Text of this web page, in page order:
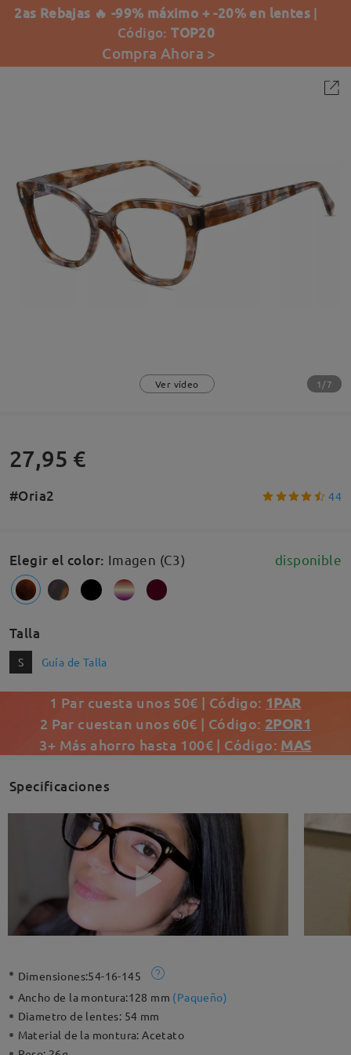
2as Rebajas 🔥 -99% máximo + -20% en lentes |
Código:TOP20
Compra Ahora >
Ver vídeo 1/7
27,95 €
#Oria2 44
Elegir el color: Imagen (C3) disponible
Talla
S Guía de Talla
1 Par cuesta unos 50€ | Código: 1PAR
2 Par cuestan unos 60€ | Código: 2POR1
3+ Más ahorro hasta 100€ | Código: MAS
Specificaciones
Dimensiones:54-16-145
Ancho de la montura:128 mm (Paqueño)
Diametro de lentes: 54 mm
Material de la montura:Acetato